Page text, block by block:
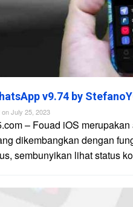
v9.74 by
onJuly 25, 2023
– Fouad iOS
dikembangkan dengan
sembunyikan lihat status